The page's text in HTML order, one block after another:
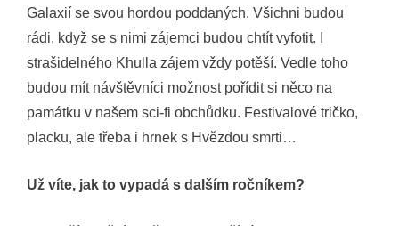
Galaxií se svou hordou poddaných. Všichni budou
rádi, když se s nimi zájemci budou chtít vyfotit. I
strašidelného Khulla zájem vždy potěší. Vedle toho
budou mít návštěvníci možnost pořídit si něco na
památku v našem sci-fi obchůdku. Festivalové tričko,
placku, ale třeba i hrnek s Hvězdou smrti…
Už víte, jak to vypadá s dalším ročníkem?